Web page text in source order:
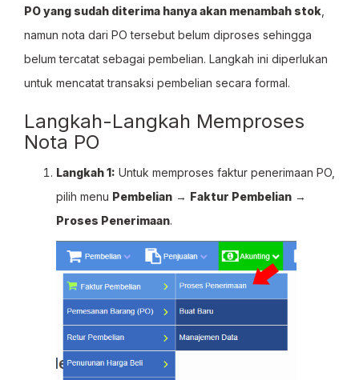
PO yang sudah diterima hanya akan menambah stok
namun nota dari PO tersebut belum diproses sehingga
belum tercatat sebagai pembelian. Langkah ini diperlukan
untuk mencatat transaksi pembelian secara formal.
Langkah-Langkah Memproses
Nota PO
Langkah 1: Untuk memproses faktur penerimaan PO,
pilih menu Pembelian → Faktur Pembelian →
Proses Penerimaan.